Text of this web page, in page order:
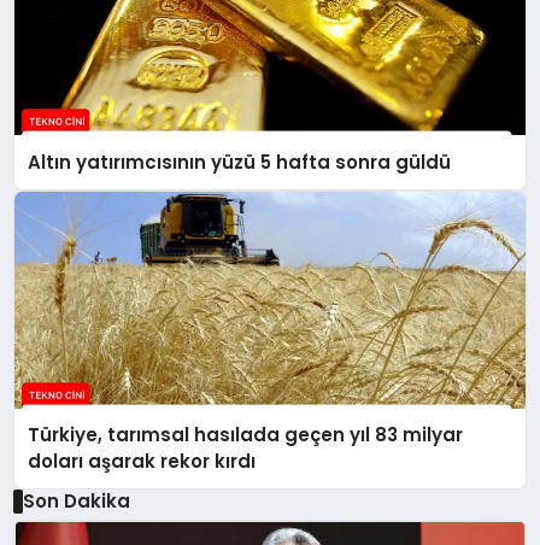
Altın yatırımcısının yüzü 5 hafta sonra güldü
Türkiye, tarımsal hasılada geçen yıl 83 milyar
doları aşarak rekor kırdı
Son Dakika